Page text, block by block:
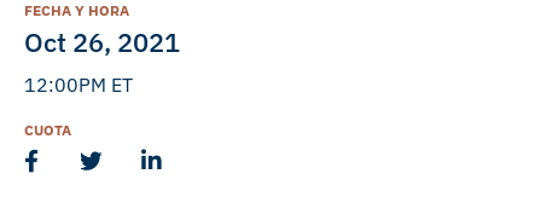
FECHA Y HORA
Oct 26, 2021
12:00PM ET
CUOTA